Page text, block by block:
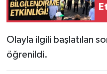
Olayla ilgili başlatılan
öğrenildi.